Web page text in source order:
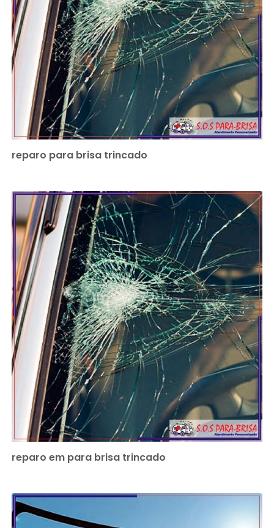
reparo para brisa trincado
reparo em para brisa trincado